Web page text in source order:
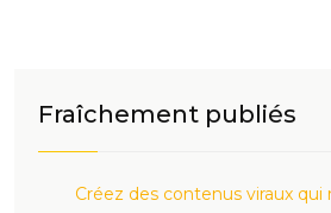
Fraîchement publiés
Créez des contenus viraux